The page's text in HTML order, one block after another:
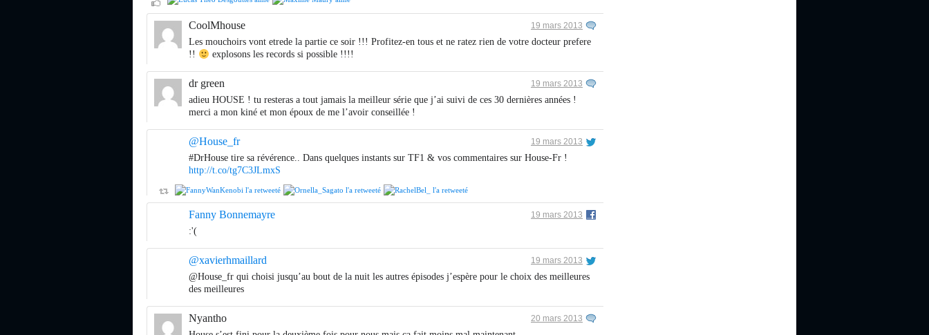
CoolMhouse 19 mars 2013
Les mouchoirs vont etrede la partie ce soir !!! Profitez-en tous et ne ratez rien de votre docteur prefere
!!
explosons les records si possible !!!!
dr green 19 mars 2013
adieu HOUSE ! tu resteras a tout jamais la meilleur série que j’ai suivi de ces 30 dernières années !
merci a mon kiné et mon époux de me l’avoir conseillée !
@House_fr 19 mars 2013
#DrHouse tire sa révérence.. Dans quelques instants sur TF1 & vos commentaires sur House-Fr !
http://t.co/tg7C3JLmxS
Fanny Bonnemayre 19 mars 2013
:'(
@xavierhmaillard 19 mars 2013
@House_fr qui choisi jusqu’au bout de la nuit les autres épisodes j’espère pour le choix des meilleures
des meilleures
Nyantho 20 mars 2013